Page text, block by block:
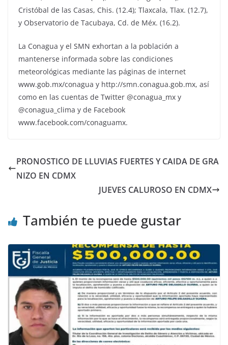
Cristóbal de las Casas, Chis. (12.4); Tlaxcala, Tlax. (12.7),
y Observatorio de Tacubaya, Cd. de Méx. (16.2).
La Conagua y el SMN exhortan a la población a
mantenerse informada sobre las condiciones
meteorológicas mediante las páginas de internet
www.gob.mx/conagua y http://smn.conagua.gob.mx, así
como en las cuentas de Twitter @conagua_mx y
@conagua_clima y de Facebook
www.facebook.com/conaguamx.
PRONOSTICO DE LLUVIAS FUERTES Y CAIDA DE GRA
NIZO EN CDMX
JUEVES CALUROSO EN CDMX
También te puede gustar